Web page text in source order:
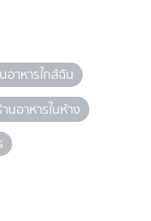
อาหารใกล้ฉัน
านอาหารในห้าง